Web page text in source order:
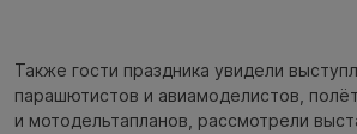
Также гости праздника увидели
парашютистов и авиамоделистов,
и мотодельтапланов, рассмотрели